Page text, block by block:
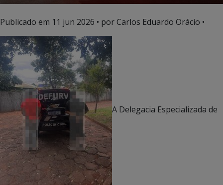
Publicado em 11 jun 2026 • por Carlos Eduardo Orácio •
A Delegacia Especializada de